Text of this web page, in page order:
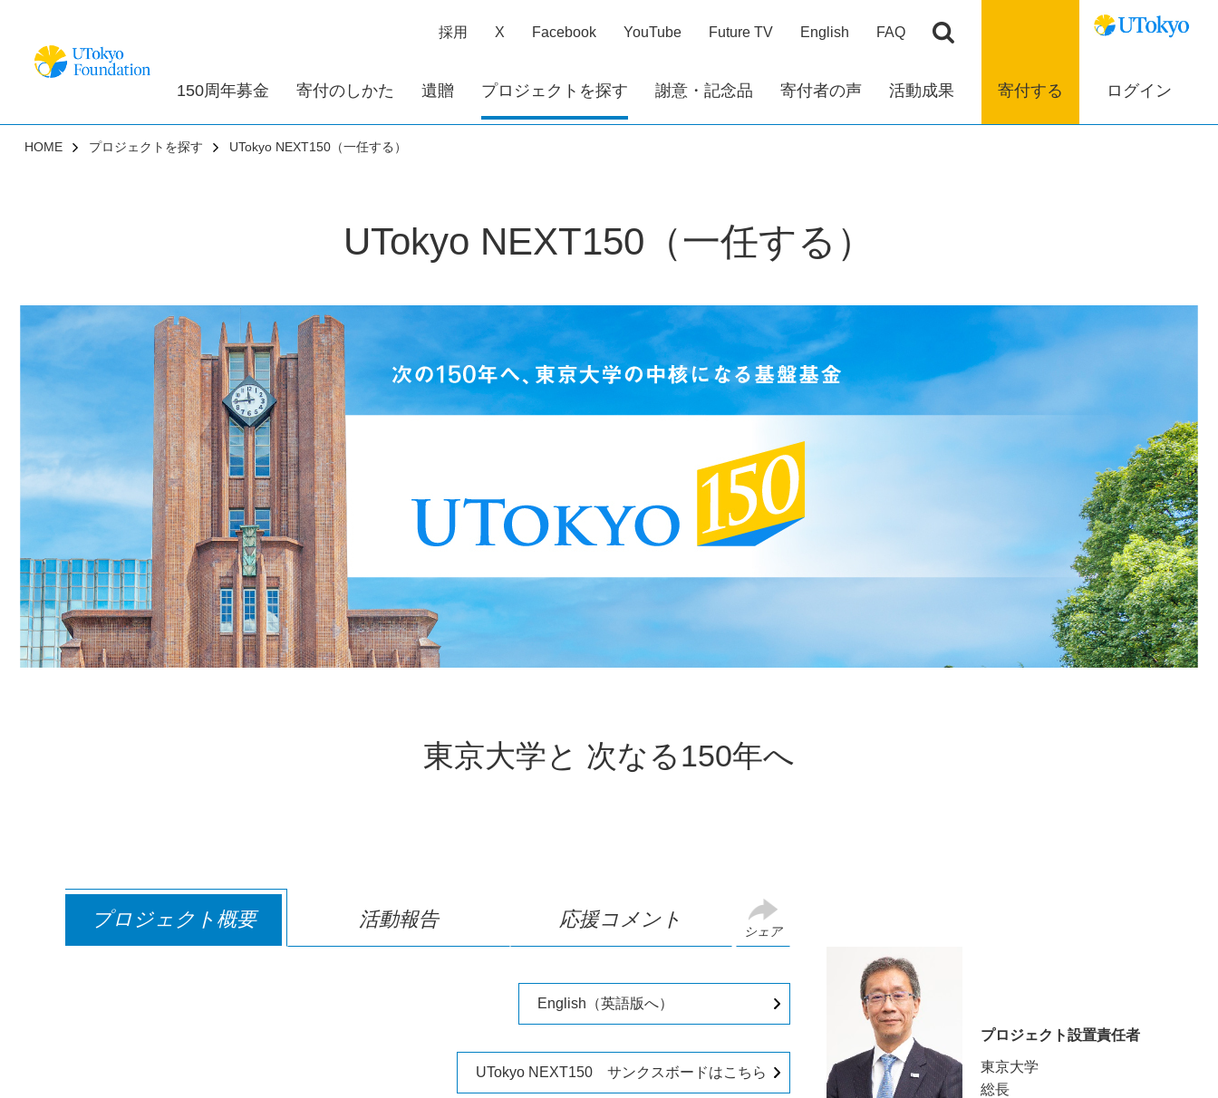
採用 X Facebook YouTube Future TV English FAQ
150周年募金 寄付のしかた 遺贈 プロジェクトを探す 謝意・記念品 寄付者の声 活動成果 寄付する ログイン
HOME プロジェクトを探す UTokyo NEXT150（一任する）
UTokyo NEXT150（一任する）
東京大学と 次なる150年へ
プロジェクト概要 活動報告 応援コメント
シェア
English（英語版へ）
UTokyo NEXT150 サンクスボードはこちら
プロジェクト設置責任者
東京大学
総長